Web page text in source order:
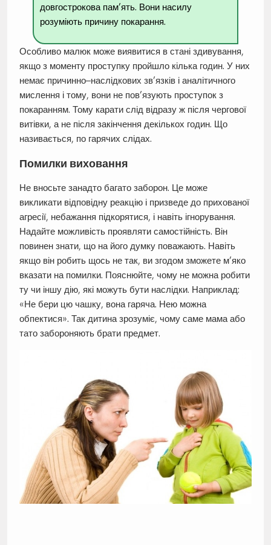
довгострокова пам’ять. Вони насилу
розуміють причину покарання.
Особливо малюк може виявитися в стані здивування,
якщо з моменту проступку пройшло кілька годин. У них
немає причинно–наслідкових зв’язків і аналітичного
мислення і тому, вони не пов’язують проступок з
покаранням. Тому карати слід відразу ж після чергової
витівки, а не після закінчення декількох годин. Що
називається, по гарячих слідах.
Помилки виховання
Не вносьте занадто багато заборон. Це може
викликати відповідну реакцію і призведе до прихованої
агресії, небажання підкорятися, і навіть ігнорування.
Надайте можливість проявляти самостійність. Він
повинен знати, що на його думку поважають. Навіть
якщо він робить щось не так, ви згодом зможете м’яко
вказати на помилки. Пояснюйте, чому не можна робити
ту чи іншу дію, які можуть бути наслідки. Наприклад:
«Не бери цю чашку, вона гаряча. Нею можна
обпектися». Так дитина зрозуміє, чому саме мама або
тато забороняють брати предмет.